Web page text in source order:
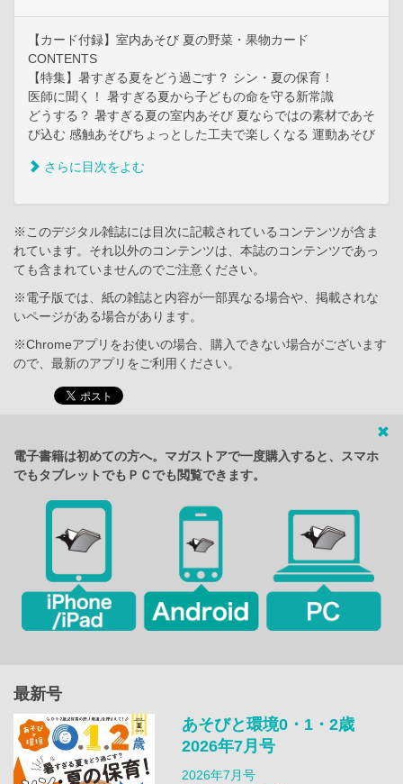
【カード付録】室内あそび 夏の野菜・果物カード
CONTENTS
【特集】暑すぎる夏をどう過ごす？ シン・夏の保育！
医師に聞く！ 暑すぎる夏から子どもの命を守る新常識
どうする？ 暑すぎる夏の室内あそび 夏ならではの素材であそ
び込む 感触あそびちょっとした工夫で楽しくなる 運動あそび
さらに目次をよむ
※このデジタル雑誌には目次に記載されているコンテンツが含ま
れています。それ以外のコンテンツは、本誌のコンテンツであっ
ても含まれていませんのでご注意ください。
※電子版では、紙の雑誌と内容が一部異なる場合や、掲載されな
いページがある場合があります。
※Chromeアプリをお使いの場合、購入できない場合がございます
ので、最新のアプリをご利用ください。
電子書籍は初めての方へ。マガストアで一度購入すると、スマホ
でもタブレットでもＰＣでも閲覧できます。
最新号
あそびと環境0・1・2歳
2026年7月号
2026年7月号